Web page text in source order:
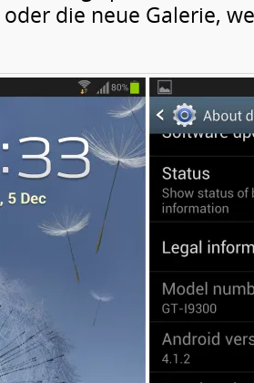
die neue Galerie,